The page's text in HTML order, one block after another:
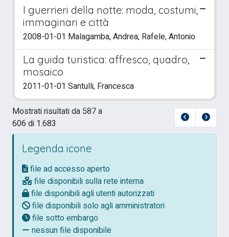
I guerrieri della notte: moda, costumi,
immaginari e città
2008-01-01 Malagamba, Andrea; Rafele, Antonio
La guida turistica: affresco, quadro,
mosaico
2011-01-01 Santulli, Francesca
Mostrati risultati da 587 a
606 di 1.683
Legenda icone
file ad accesso aperto
file disponibili sulla rete interna
file disponibili agli utenti autorizzati
file disponibili solo agli amministratori
file sotto embargo
nessun file disponibile